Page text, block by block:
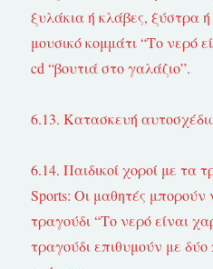
ξυλάκια ή κλάβες, ξύστρα
μουσικό κομμάτι “Το νερό
cd “βουτιά στο γαλάζιο”.
6.13. Κατασκευή
6.14. Παιδικοί χοροί με τα
Sports: Οι μαθητές
τραγούδι “Το νερό είναι
τραγούδι επιθυμούν με δύο